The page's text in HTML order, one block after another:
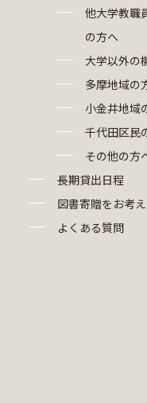
他大学教職
の方へ
大学以外の
多摩地域の
小金井地域
千代田区民
その他の方
長期貸出日程
図書寄贈をお考
よくある質問